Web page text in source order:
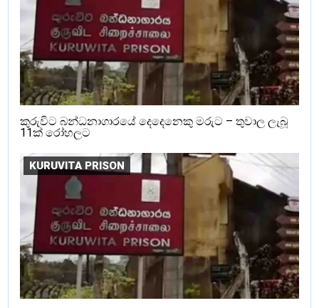
කුරුවිට බන්ධනාගාරයේ දෙදෙනෙකු මරුට – තුවාල ලැබූ
11ක් රෝහලට
KURUVITA PRISON